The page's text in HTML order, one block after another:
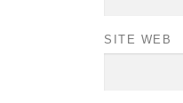
SITE WEB